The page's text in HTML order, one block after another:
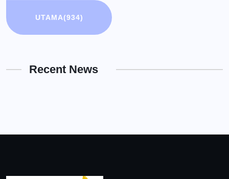
UTAMA(934)
Recent News